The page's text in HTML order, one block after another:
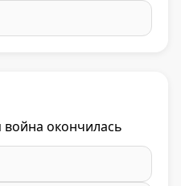
война окончилась